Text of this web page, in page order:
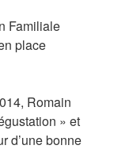
Familiale
place
Romain
» et
d’une bonne